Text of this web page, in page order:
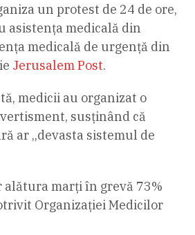
un protest de 24 de ore,
asistența medicală din
medicală de urgență din
Jerusalem Post.
medicii au organizat o
susținând că
ar „devasta sistemul de
alătura marți în grevă 73%
Organizației Medicilor